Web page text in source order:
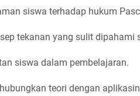
siswa terhadap hukum
tekanan yang sulit dipahami
siswa dalam pembelajaran.
teori dengan